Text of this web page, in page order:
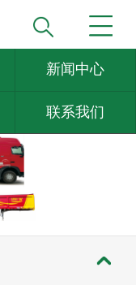
新闻中心
联系我们